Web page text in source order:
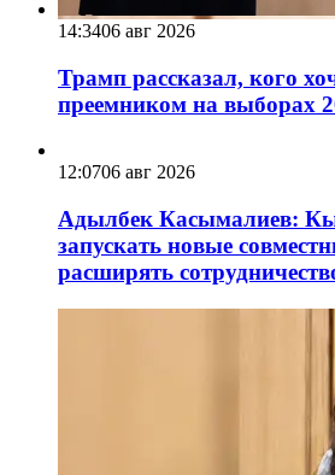
14:3406 авг 2026
Трамп рассказал, кого
преемником на выборах
12:0706 авг 2026
Адылбек Касымалиев:
запускать новые
расширять